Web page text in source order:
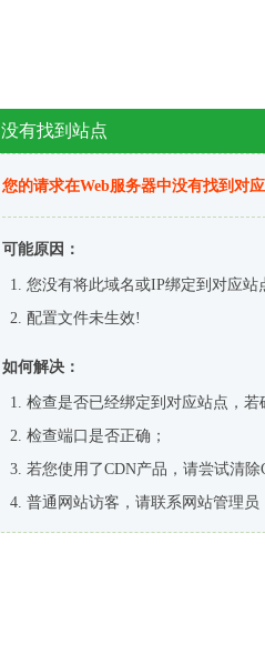
没有找到站点
您的请求在Web服务器中没有找到对
可能原因：
您没有将此域名或IP绑定到对应站
配置文件未生效!
如何解决：
检查是否已经绑定到对应站点，
检查端口是否正确；
若您使用了CDN产品，请尝试清除
普通网站访客，请联系网站管理员